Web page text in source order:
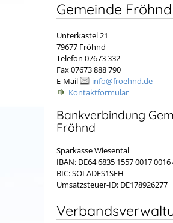
Gemeinde Fröhnd
Unterkastel 21
79677 Fröhnd
Telefon 07673 332
Fax 07673 888 790
E-Mail
info@froehnd.de
Kontaktformular
Bankverbindung
Fröhnd
Sparkasse Wiesental
IBAN: DE64 6835 1557 0017 0016
BIC: SOLADES1SFH
Umsatzsteuer-ID: DE178926277